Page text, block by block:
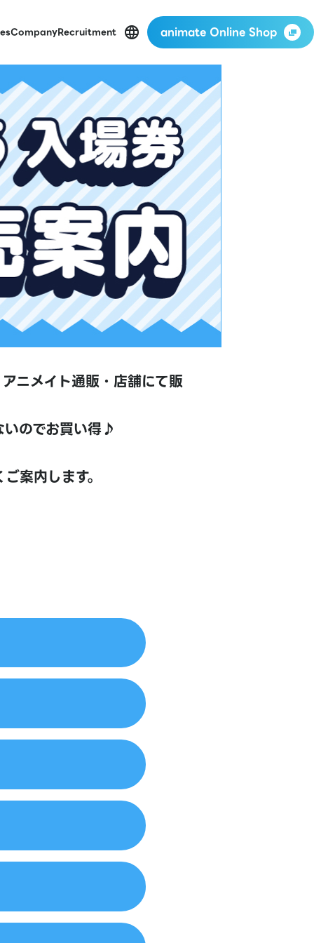
CompanyRecruitment animate Online Shop
メイト通販・店舗にて販
いのでお買い得♪
案内します。